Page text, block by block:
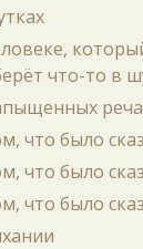
что-то в
что было
что было
что было